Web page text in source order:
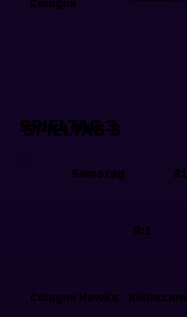
Cologne
SPIELTAG 3
SPIELTAG 3
9:1
Samstag
Cologne Hawks